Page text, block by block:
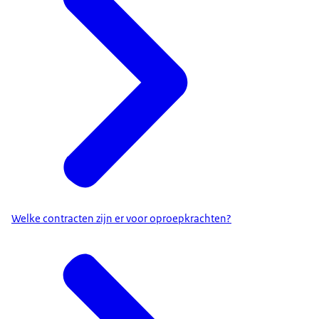
Welke contracten zijn er voor oproepkrachten?